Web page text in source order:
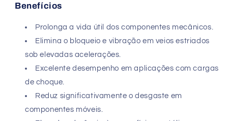
Benefícios
Prolonga a vida útil dos componentes mecânicos.
Elimina o bloqueio e vibração em veios estriados
sob elevadas acelerações.
Excelente desempenho em aplicações com cargas
de choque.
Reduz significativamente o desgaste em
componentes móveis.